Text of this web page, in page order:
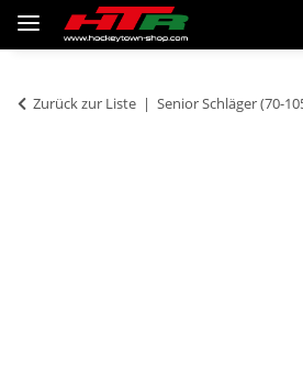
Zurück zur Liste Senior Schläger (70-